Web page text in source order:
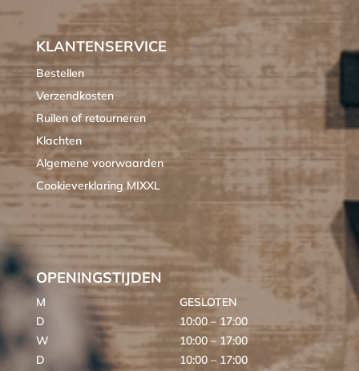
KLANTENSERVICE
Bestellen
Verzendkosten
Ruilen of retourneren
Klachten
Algemene voorwaarden
Cookieverklaring MIXXL
OPENINGSTIJDEN
M
GESLOTEN
D
10:00 – 17:00
W
10:00 – 17:00
D
10:00 – 17:00